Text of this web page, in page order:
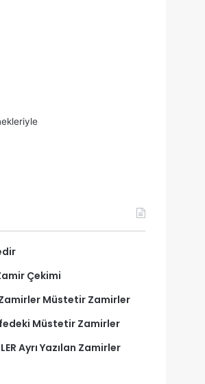
Çekimi
Müstetir Zamirler
Müstetir Zamirler
Ayrı Yazılan Zamirler